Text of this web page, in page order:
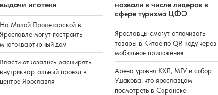
выдачи ипотеки
На Малой Пролетарской в
Ярославле могут построить
многоквартирный дом
Власти отказались расширять
внутриквартальный проезд в
центре Ярославля
назвали в числе лидеров в
сфере туризма ЦФО
Ярославцы смогут оплачивать
товары в Китае по QR-коду через
мобильное приложение
Арена уровня КХЛ, МГУ и собор
Ушакова: что ярославцам
посмотреть в Саранске